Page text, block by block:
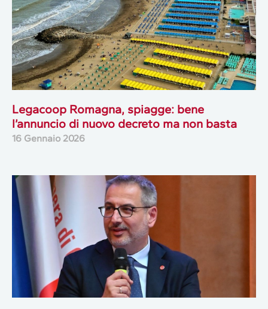
Legacoop Romagna, spiagge: bene
l’annuncio di nuovo decreto ma non basta
16 Gennaio 2026